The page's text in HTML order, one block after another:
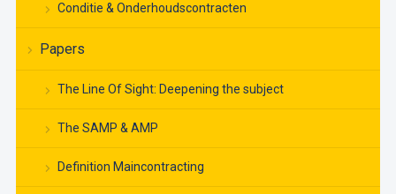
Conditie & Onderhoudscontracten
Papers
The Line Of Sight: Deepening the subject
The SAMP & AMP
Definition Maincontracting